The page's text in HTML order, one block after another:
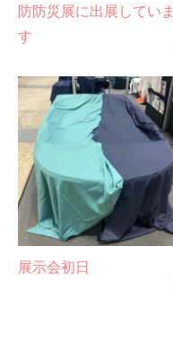
防防災展に出展していま
す
展示会初日